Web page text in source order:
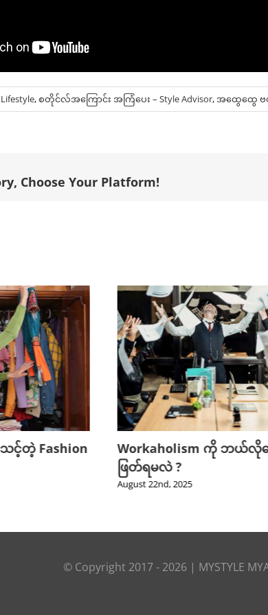
Lifestyle,စတိုင်လ်အကြောင်း အကြံပေး – Style Advisor,အထွေထွေ ဗဟု
Choose Your Platform!
င့်တဲ့ Fashion
Workaholism ကို ဘယ်လိုက
ဖြတ်ရမလဲ ?
August 22nd, 2025
© Copyright 2017 - 2026| MYSTYLE